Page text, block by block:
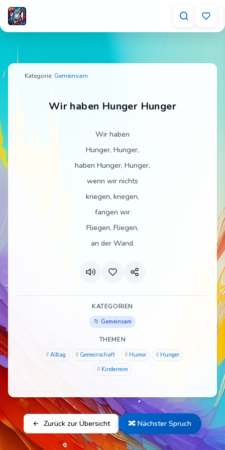
Wir haben Hunger Hunger – Tischspruch für
Kategorie: Gemeinsam
Wir haben Hunger Hunger
Wir haben
Hunger, Hunger,
haben Hunger, Hunger,
wenn wir nichts
kriegen, kriegen,
fangen wir
Fliegen, Fliegen,
an der Wand.
KATEGORIEN
Gemeinsam
THEMEN
Alltag Gemeinschaft Humor
Hunger
Kinderreim
Zurück zur Übersicht 🔀 Nächster Spruch